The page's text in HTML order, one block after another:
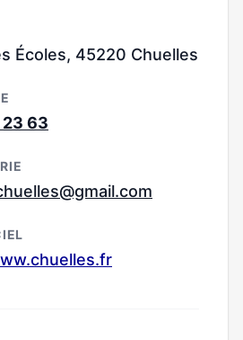
Écoles, 45220 Chuelles
63